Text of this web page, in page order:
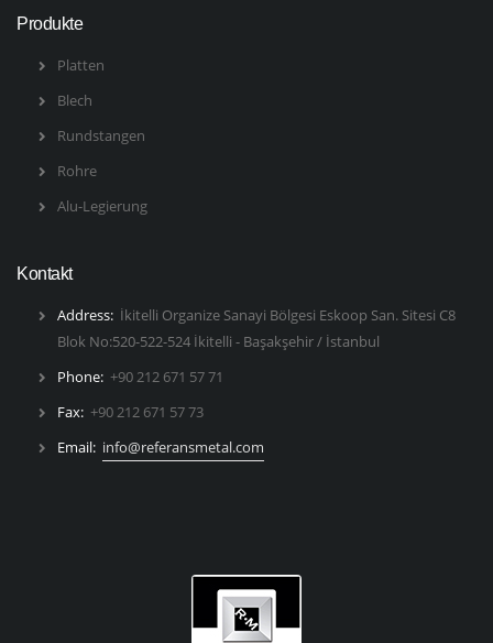
Produkte
Platten
Blech
Rundstangen
Rohre
Alu-Legierung
Kontakt
Address: İkitelli Organize Sanayi Bölgesi Eskoop San. Sitesi C8
Blok No:520-522-524 İkitelli - Başakşehir / İstanbul
Phone: +90 212 671 57 71
Fax: +90 212 671 57 73
Email: info@referansmetal.com